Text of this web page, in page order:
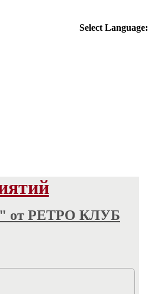
Select Language:
от РЕТРО КЛУБ